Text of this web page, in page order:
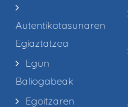
Autentikotasunaren
Egiaztatzea
Egun
Baliogabeak
Egoitzaren